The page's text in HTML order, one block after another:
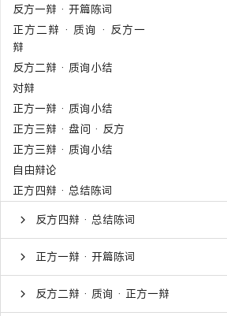
反方一辩 · 开篇陈词
正方二辩 · 质询 · 反方一
辩
反方二辩 · 质询小结
对辩
正方一辩 · 质询小结
正方三辩 · 盘问 · 反方
正方三辩 · 质询小结
自由辩论
正方四辩 · 总结陈词
反方四辩 · 总结陈词
正方一辩 · 开篇陈词
反方二辩 · 质询 · 正方一辩